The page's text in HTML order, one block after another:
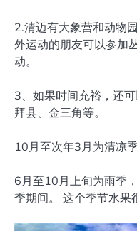
2.清迈有大象营和动物
外运动的朋友可以参加
动。
3、如果时间充裕，还
拜县、金三角等。
10月至次年3月为清凉
6月至10月上旬为雨季
季期间。 这个季节水果